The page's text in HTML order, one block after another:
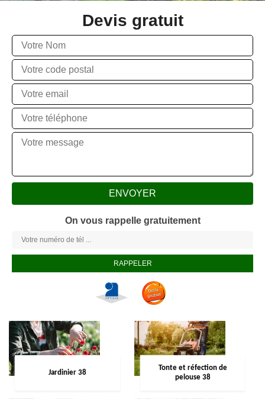
Devis gratuit
On vous rappelle gratuitement
Jardinier 38
Tonte et réfection de
pelouse 38